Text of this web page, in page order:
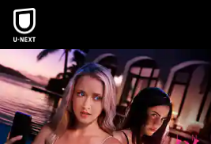
本文へスキップ